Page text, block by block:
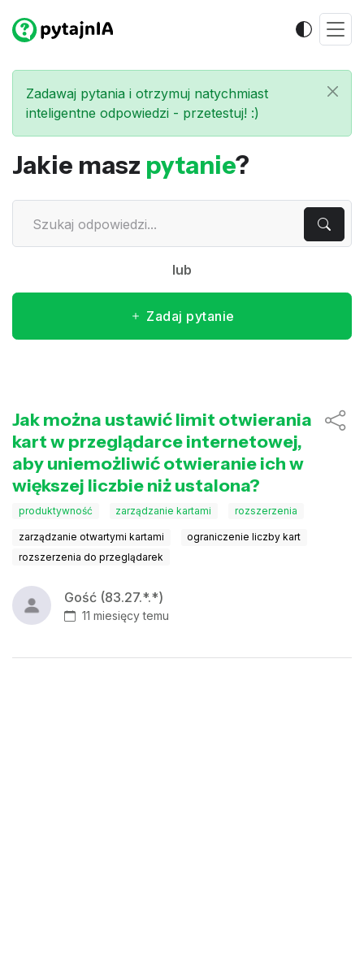
Zadawaj pytania i otrzymuj natychmiast
inteligentne odpowiedzi - przetestuj! :)
Jakie masz pytanie?
lub
Zadaj pytanie
Jak można ustawić limit otwierania
kart w przeglądarce internetowej,
aby uniemożliwić otwieranie ich w
większej liczbie niż ustalona?
produktywność zarządzanie kartami rozszerzenia
zarządzanie otwartymi kartami
ograniczenie liczby kart
rozszerzenia do przeglądarek
Gość (83.27.*.*)
11 miesięcy temu